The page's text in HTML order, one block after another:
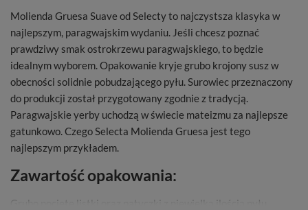
Molienda Gruesa Suave od Selecty to najczystsza klasyka w
najlepszym, paragwajskim wydaniu. Jeśli chcesz poznać
prawdziwy smak ostrokrzewu paragwajskiego, to będzie
idealnym wyborem. Opakowanie kryje grubo krojony susz w
obecności solidnie pobudzającego pyłu. Surowiec przeznaczony
do produkcji został przygotowany zgodnie z tradycją.
Paragwajskie yerby uchodzą w świecie mateizmu za najlepsze
gatunkowo. Czego Selecta Molienda Gruesa jest tego
najlepszym przykładem.
Zawartość opakowania:
Grubo pocięte listki oraz patyczki z niewielką ilością pyłu